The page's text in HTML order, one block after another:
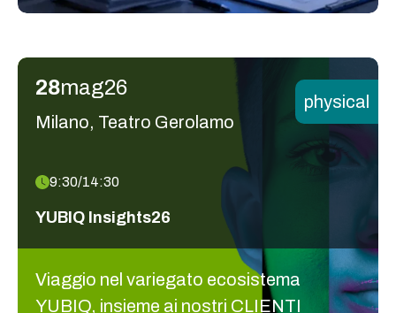
physical
28mag26
Milano, Teatro Gerolamo
9:30/14:30
YUBIQ Insights26
Viaggio nel variegato ecosistema
YUBIQ, insieme ai nostri CLIENTI